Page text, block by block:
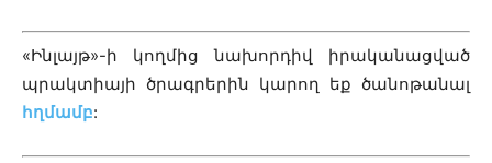
«Ինլայթ»-ի կողմից նախորդիվ իրականացված
պրակտիայի ծրագրերին կարող եք ծանոթանալ
հղմամբ: